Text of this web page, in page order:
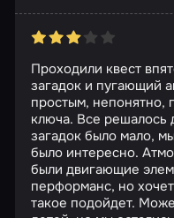
Проходили квест
загадок и пугающий
простым, непонятно,
ключа. Все решалось
загадок было мало,
было интересно.
были двигающие
перформанс, но
такое подойдет.